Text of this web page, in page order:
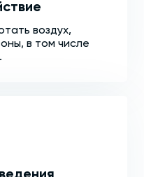
воздух,
в том числе